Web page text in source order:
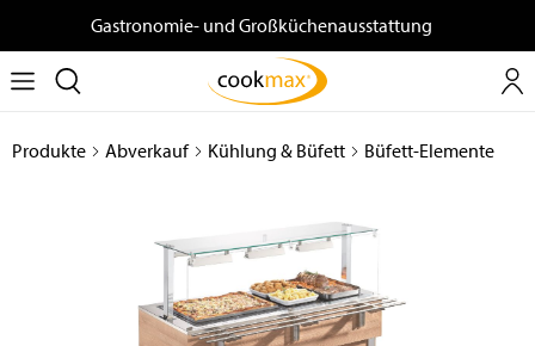
Gastronomie- und Großküchenausstattung
Produkte Abverkauf Kühlung & Büfett Büfett-Elemente